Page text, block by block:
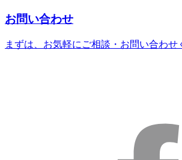
お問い合わせ
まずは、お気軽にご相談・お問い合わせ